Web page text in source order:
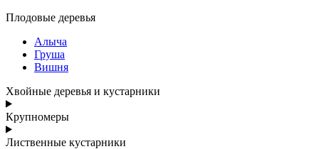
Плодовые деревья
Алыча
Груша
Вишня
Хвойные деревья и кустарники
Крупномеры
Лиственные кустарники